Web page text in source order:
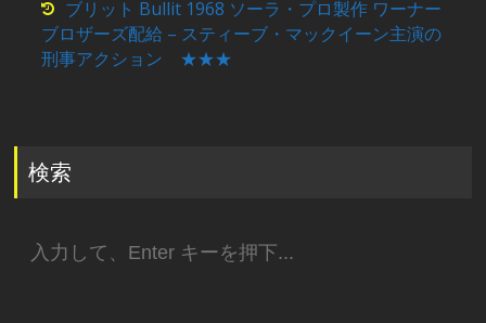
ブリット Bullit 1968 ソーラ・プロ製作 ワーナー
ブロザーズ配給 – スティーブ・マックイーン主演の
刑事アクション ★★★
検索
索: